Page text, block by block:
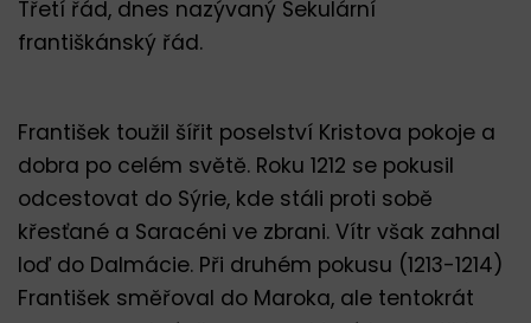
Třetí řád, dnes nazývaný Sekulární
františkánský řád.
František toužil šířit poselství Kristova pokoje a
dobra po celém světě. Roku 1212 se pokusil
odcestovat do Sýrie, kde stáli proti sobě
křesťané a Saracéni ve zbrani. Vítr však zahnal
loď do Dalmácie. Při druhém pokusu (1213-1214)
František směřoval do Maroka, ale tentokrát